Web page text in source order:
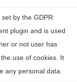
by the GDPR
plugin and is used
or not user has
use of cookies. It
any personal data.